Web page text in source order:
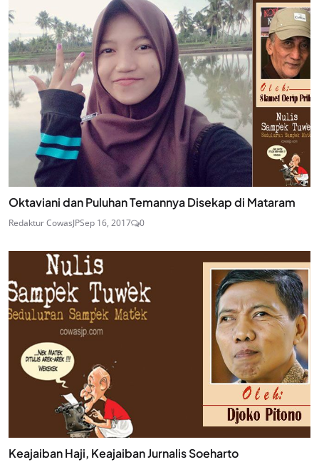
Oktaviani dan Puluhan Temannya Disekap di Mataram
Redaktur CowasJPSep 16, 2017 0
Keajaiban Haji, Keajaiban Jurnalis Soeharto